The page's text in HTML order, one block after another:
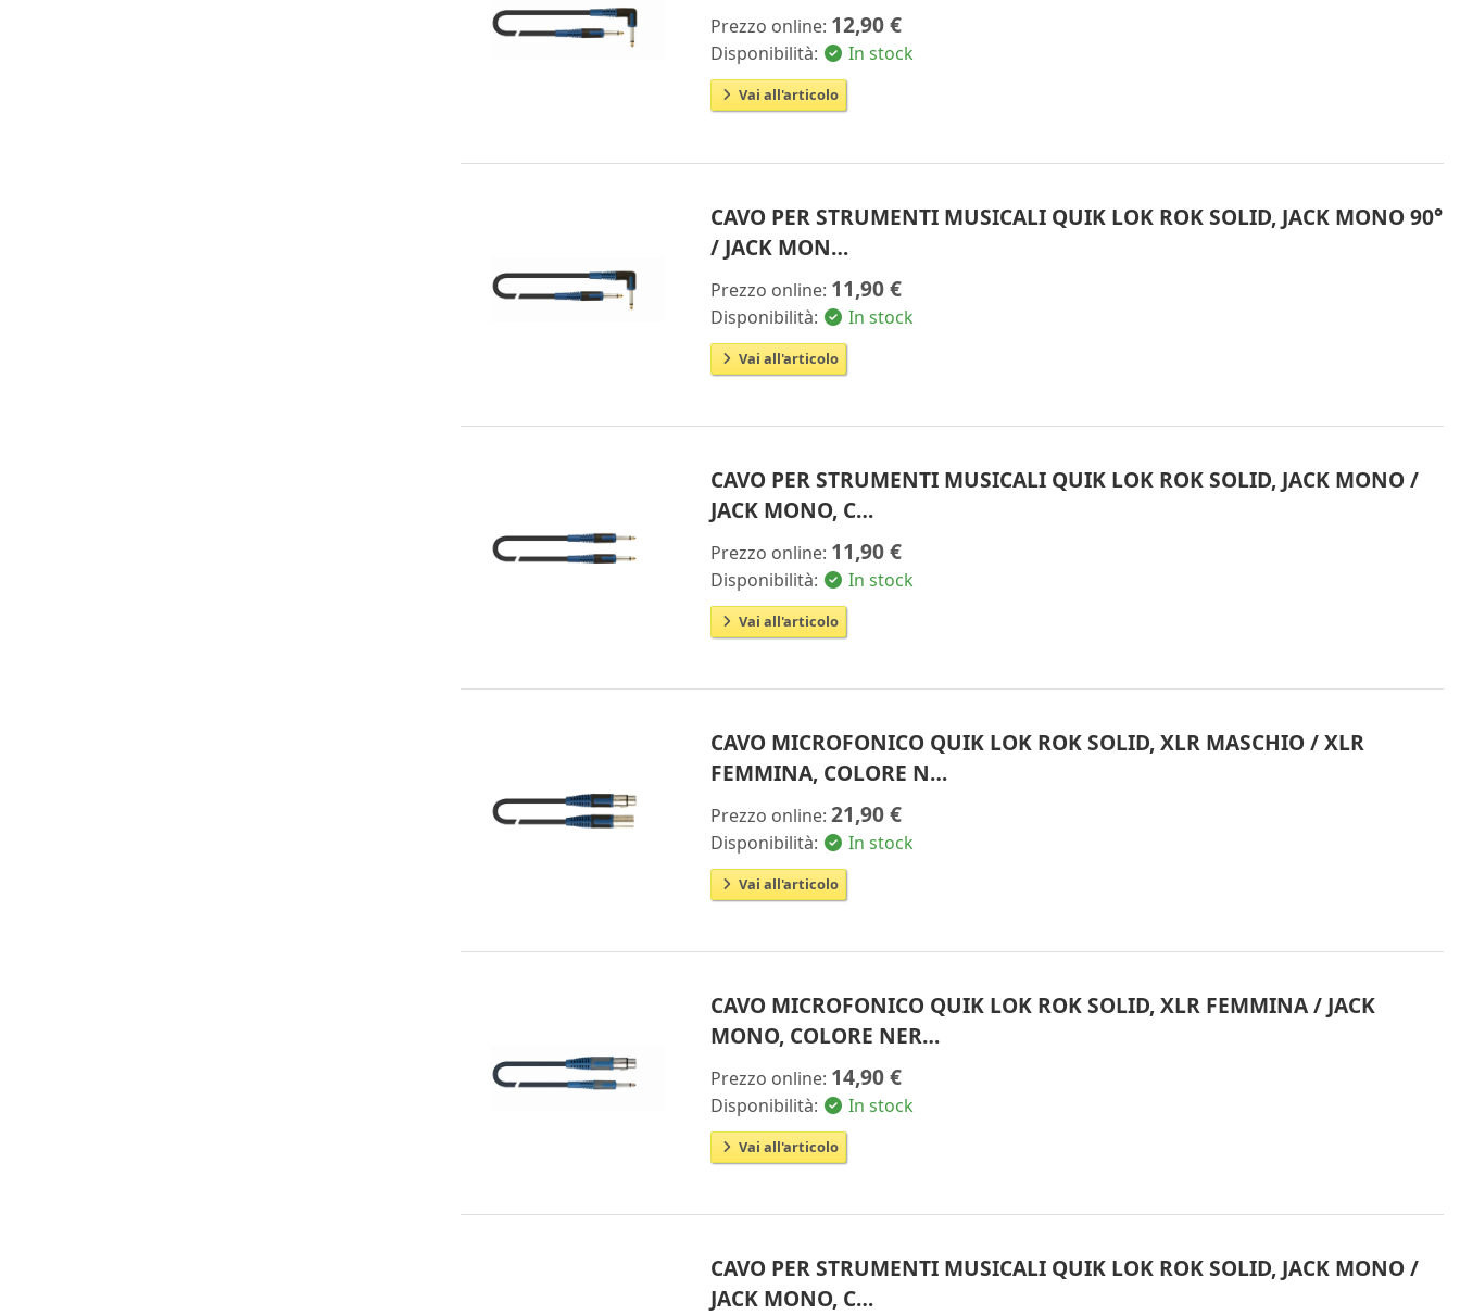
Prezzo online: 12,90 €
Disponibilità: In stock
Vai all'articolo
CAVO PER STRUMENTI MUSICALI QUIK LOK ROK SOLID, JACK MONO 90°
/ JACK MON…
Prezzo online: 11,90 €
Disponibilità: In stock
Vai all'articolo
CAVO PER STRUMENTI MUSICALI QUIK LOK ROK SOLID, JACK MONO /
JACK MONO, C…
Prezzo online: 11,90 €
Disponibilità: In stock
Vai all'articolo
CAVO MICROFONICO QUIK LOK ROK SOLID, XLR MASCHIO / XLR
FEMMINA, COLORE N…
Prezzo online:21,90 €
Disponibilità: In stock
Vai all'articolo
CAVO MICROFONICO QUIK LOK ROK SOLID, XLR FEMMINA / JACK
MONO, COLORE NER…
Prezzo online: 14,90 €
Disponibilità: In stock
Vai all'articolo
CAVO PER STRUMENTI MUSICALI QUIK LOK ROK SOLID, JACK MONO /
JACK MONO, C…